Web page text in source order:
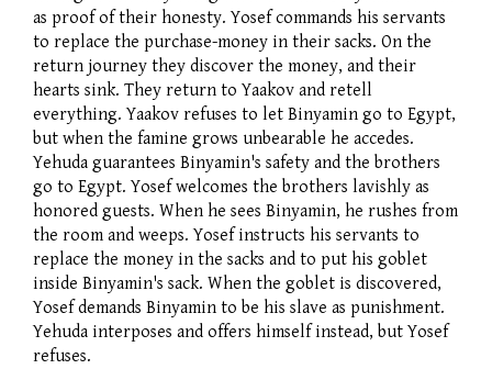
as proof of their honesty. Yosef commands his servants
to replace the purchase-money in their sacks. On the
return journey they discover the money, and their
hearts sink. They return to Yaakov and retell
everything. Yaakov refuses to let Binyamin go to Egypt,
but when the famine grows unbearable he accedes.
Yehuda guarantees Binyamin's safety and the brothers
go to Egypt. Yosef welcomes the brothers lavishly as
honored guests. When he sees Binyamin, he rushes from
the room and weeps. Yosef instructs his servants to
replace the money in the sacks and to put his goblet
inside Binyamin's sack. When the goblet is discovered,
Yosef demands Binyamin to be his slave as punishment.
Yehuda interposes and offers himself instead, but Yosef
refuses.